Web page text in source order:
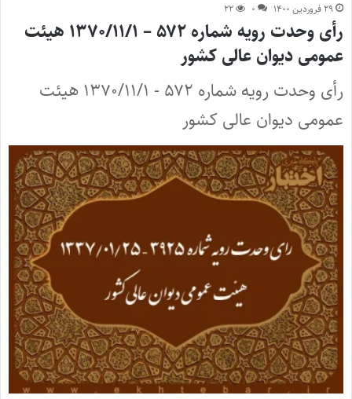
۲۹ فروردین ۱۴۰۰ ۰ ۲۲
رأی وحدت رویه شماره ۵۷۲ – ۱۳۷۰/۱۱/۱ هیئت
عمومی دیوان عالی کشور
رأی وحدت رویه شماره ۵۷۲ - ۱۳۷۰/۱۱/۱ هیئت
عمومی دیوان عالی کشور